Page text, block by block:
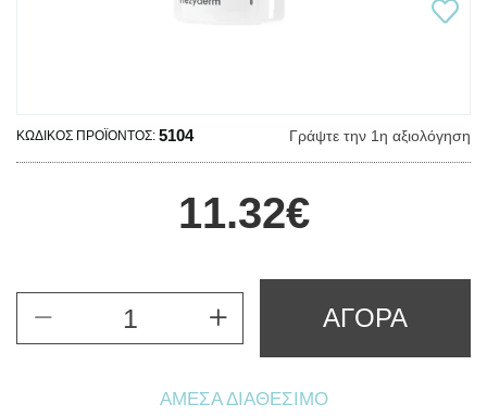
ΚΩΔΙΚΌΣ ΠΡΟΪΌΝΤΟΣ: 5104 Γράψτε την 1η αξιολόγηση
11.32€
ΑΓΟΡΑ
ΆΜΕΣΑ ΔΙΑΘΈΣΙΜΟ